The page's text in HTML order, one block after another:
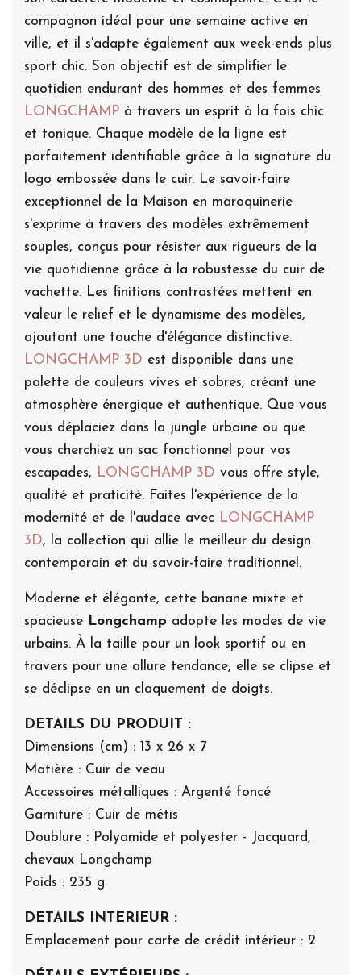
compagnon idéal pour une semaine active en
ville, et il s'adapte également aux week-ends plus
sport chic. Son objectif est de simplifier le
quotidien endurant des hommes et des femmes
LONGCHAMP à travers un esprit à la fois chic
et tonique. Chaque modèle de la ligne est
parfaitement identifiable grâce à la signature du
logo embossée dans le cuir. Le savoir-faire
exceptionnel de la Maison en maroquinerie
s'exprime à travers des modèles extrêmement
souples, conçus pour résister aux rigueurs de la
vie quotidienne grâce à la robustesse du cuir de
vachette. Les finitions contrastées mettent en
valeur le relief et le dynamisme des modèles,
ajoutant une touche d'élégance distinctive.
LONGCHAMP 3D est disponible dans une
palette de couleurs vives et sobres, créant une
atmosphère énergique et authentique. Que vous
vous déplaciez dans la jungle urbaine ou que
vous cherchiez un sac fonctionnel pour vos
escapades, LONGCHAMP 3D vous offre style,
qualité et praticité. Faites l'expérience de la
modernité et de l'audace avec LONGCHAMP
3D, la collection qui allie le meilleur du design
contemporain et du savoir-faire traditionnel.
Moderne et élégante, cette banane mixte et
spacieuse Longchamp adopte les modes de vie
urbains. À la taille pour un look sportif ou en
travers pour une allure tendance, elle se clipse et
se déclipse en un claquement de doigts.
DETAILS DU PRODUIT :
Dimensions (cm) : 13 x 26 x 7
Matière : Cuir de veau
Accessoires métalliques : Argenté foncé
Garniture : Cuir de métis
Doublure : Polyamide et polyester - Jacquard,
chevaux Longchamp
Poids : 235 g
DETAILS INTERIEUR :
Emplacement pour carte de crédit intérieur : 2